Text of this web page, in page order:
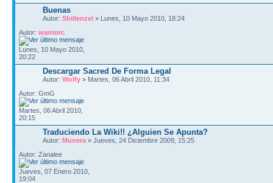
Buenas
Autor: Shillenzel » Lunes, 10 Mayo 2010, 18:24
Autor: warriorc
Lunes, 10 Mayo 2010,
20:22
Descargar Sacred De Forma Legal
Autor: Wolfy » Martes, 06 Abril 2010, 11:34
Autor: GmG
Martes, 06 Abril 2010,
20:15
Traduciendo La Wiki!! ¿Alguien Se Apunta?
Autor: Munera » Jueves, 24 Diciembre 2009, 15:25
Autor: Zanalee
Jueves, 07 Enero 2010,
19:04